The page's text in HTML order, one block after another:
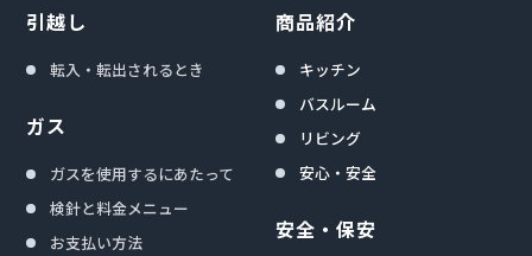
引越し
転入・転出されるとき
ガス
ガスを使用するにあたって
検針と料金メニュー
お支払い方法
商品紹介
キッチン
バスルーム
リビング
安心・安全
安全・保安